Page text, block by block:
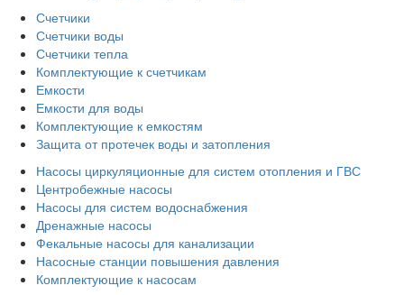
Счетчики
Счетчики воды
Счетчики тепла
Комплектующие к счетчикам
Емкости
Емкости для воды
Комплектующие к емкостям
Защита от протечек воды и затопления
Насосы циркуляционные для систем отопления и ГВС
Центробежные насосы
Насосы для систем водоснабжения
Дренажные насосы
Фекальные насосы для канализации
Насосные станции повышения давления
Комплектующие к насосам